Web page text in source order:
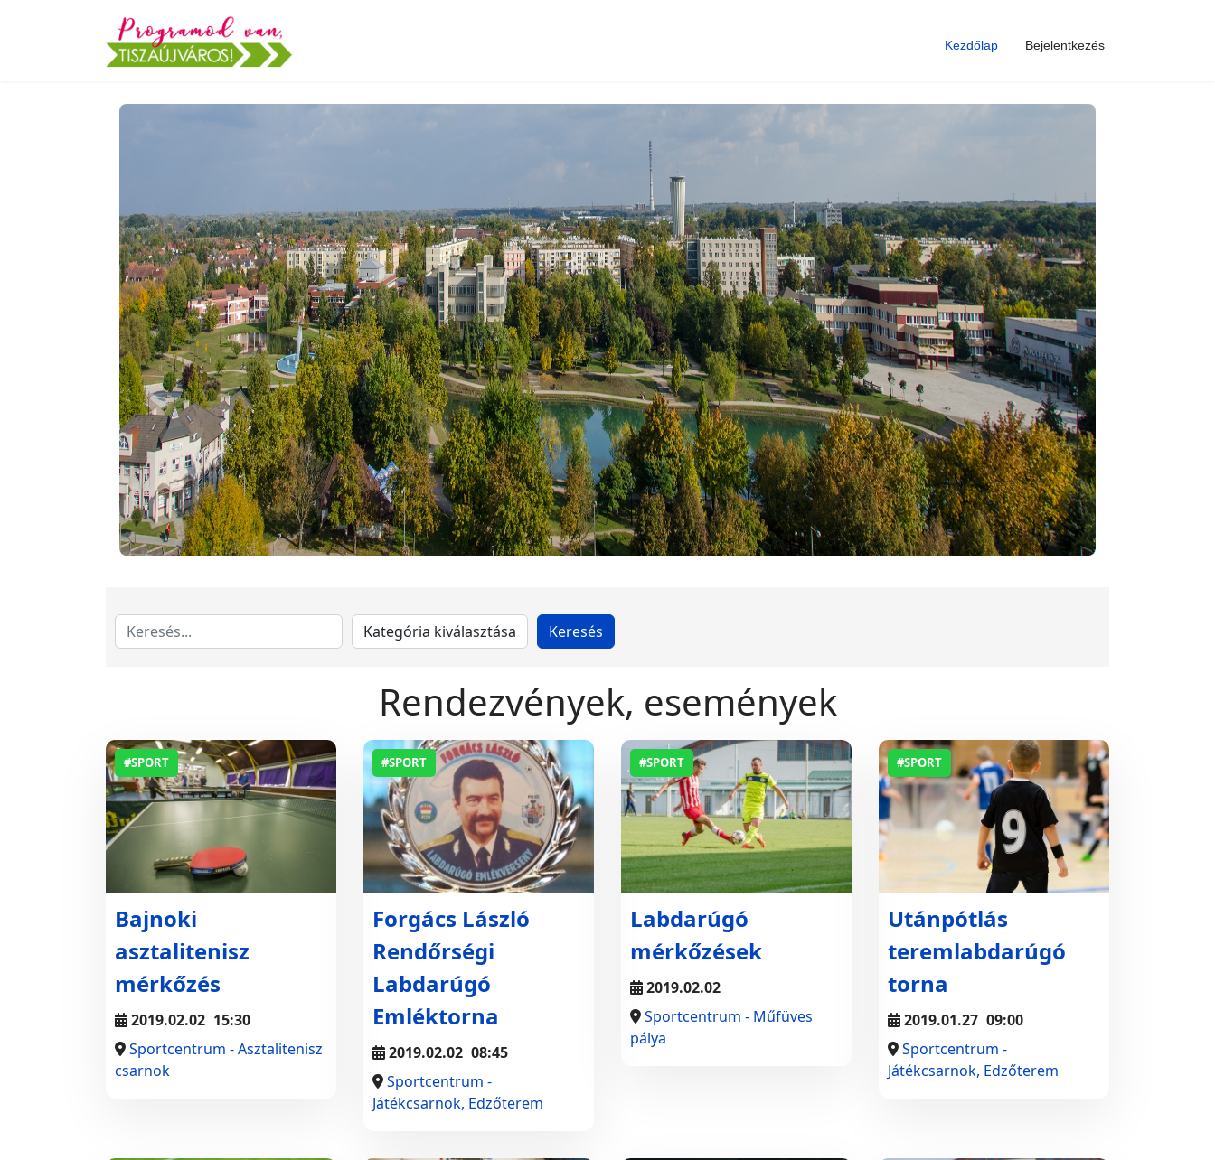
Kezdőlap Bejelentkezés
Rendezvények, események
#SPORT
Bajnoki
asztalitenisz
mérkőzés
2019.02.02 15:30
Sportcentrum - Asztalitenisz
csarnok
#SPORT
Forgács László
Rendőrségi
Labdarúgó
Emléktorna
2019.02.02 08:45
Sportcentrum -
Játékcsarnok, Edzőterem
#SPORT
Labdarúgó
mérkőzések
2019.02.02
Sportcentrum - Műfüves
pálya
#SPORT
Utánpótlás
teremlabdarúgó
torna
2019.01.27 09:00
Sportcentrum -
Játékcsarnok, Edzőterem